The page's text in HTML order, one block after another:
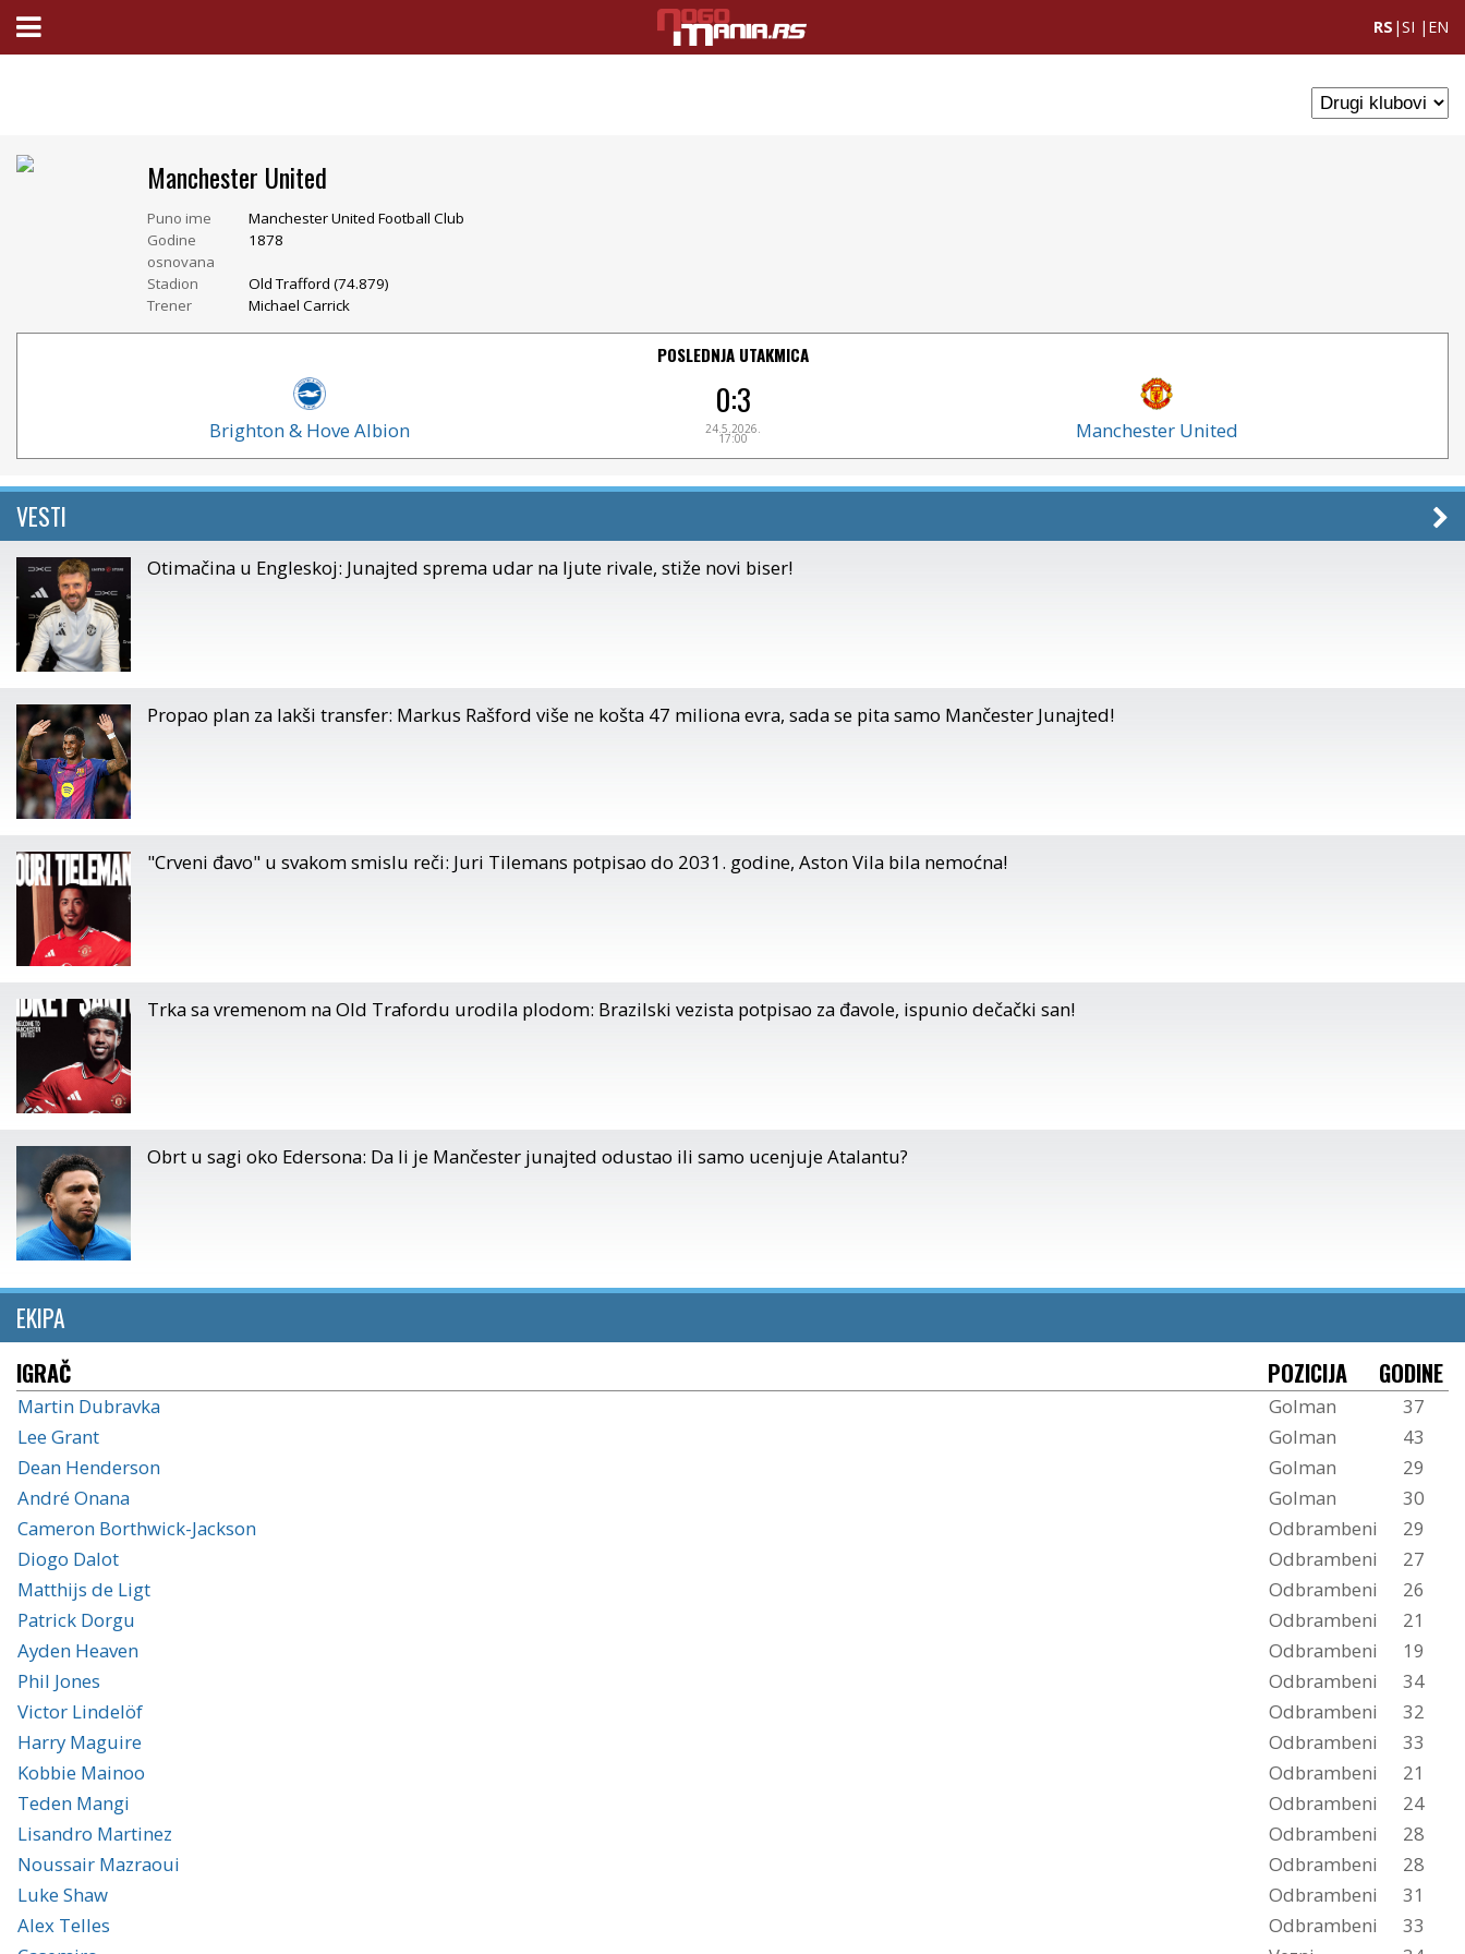
RS |SI | EN
Manchester United
Puno ime
Manchester United Football Club
Godine
osnovana
1878
Stadion
Old Trafford (74.879)
Trener
Michael Carrick
POSLEDNJA UTAKMICA
Brighton & Hove Albion
0:3
24.5.2026.
17:00 Manchester United
VESTI
Otimačina u Engleskoj: Junajted sprema udar na ljute rivale, stiže novi biser!
Propao plan za lakši transfer: Markus Rašford više ne košta 47 miliona evra, sada se pita samo Mančester Junajted!
"Crveni đavo" u svakom smislu reči: Juri Tilemans potpisao do 2031. godine, Aston Vila bila nemoćna!
Trka sa vremenom na Old Trafordu urodila plodom: Brazilski vezista potpisao za đavole, ispunio dečački san!
Obrt u sagi oko Edersona: Da li je Mančester junajted odustao ili samo ucenjuje Atalantu?
EKIPA
IGRAČ POZICIJA GODINE
Martin Dubravka Golman
37
Lee Grant
Golman
43
Dean Henderson
Golman
29
André Onana
Golman
30
Cameron Borthwick-Jackson
Odbrambeni
29
Diogo Dalot
Odbrambeni
27
Matthijs de Ligt
Odbrambeni
26
Patrick Dorgu
Odbrambeni
21
Ayden Heaven
Odbrambeni
19
Phil Jones
Odbrambeni
34
Victor Lindelöf
Odbrambeni
32
Harry Maguire
Odbrambeni
33
Kobbie Mainoo
Odbrambeni
21
Teden Mangi
Odbrambeni
24
Lisandro Martinez
Odbrambeni
28
Noussair Mazraoui
Odbrambeni
28
Luke Shaw
Odbrambeni
31
Alex Telles
Odbrambeni
33